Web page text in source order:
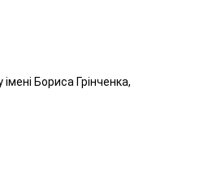
Бориса Грінченка,